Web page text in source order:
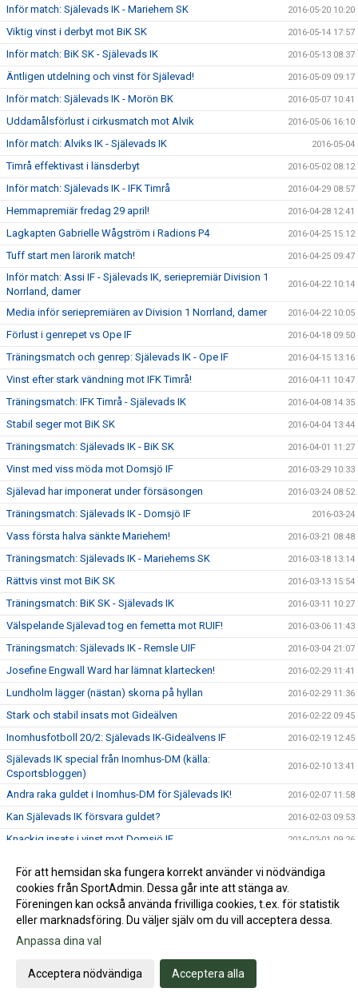
Inför match: Själevads IK - Mariehem SK 2016-05-20 10:20
Viktig vinst i derbyt mot BiK SK 2016-05-14 17:57
Inför match: BiK SK - Själevads IK 2016-05-13 08:37
Äntligen utdelning och vinst för Själevad! 2016-05-09 09:17
Inför match: Själevads IK - Morön BK 2016-05-07 10:41
Uddamålsförlust i cirkusmatch mot Alvik 2016-05-06 16:10
Inför match: Alviks IK - Själevads IK 2016-05-04
Timrå effektivast i länsderbyt 2016-05-02 08:12
Inför match: Själevads IK - IFK Timrå 2016-04-29 08:57
Hemmapremiär fredag 29 april! 2016-04-28 12:41
Lagkapten Gabrielle Wågström i Radions P4 2016-04-25 15:12
Tuff start men lärorik match! 2016-04-25 09:47
Inför match: Assi IF - Själevads IK, seriepremiär Division 1
Norrland, damer
2016-04-22 10:14
Media inför seriepremiären av Division 1 Norrland, damer 2016-04-22 10:05
Förlust i genrepet vs Ope IF 2016-04-18 09:50
Träningsmatch och genrep: Själevads IK - Ope IF 2016-04-15 13:16
Vinst efter stark vändning mot IFK Timrå! 2016-04-11 10:47
Träningsmatch: IFK Timrå - Själevads IK 2016-04-08 14:35
Stabil seger mot BiK SK 2016-04-04 13:44
Träningsmatch: Själevads IK - BiK SK 2016-04-01 11:27
Vinst med viss möda mot Domsjö IF 2016-03-29 10:33
Själevad har imponerat under försäsongen 2016-03-24 08:52
Träningsmatch: Själevads IK - Domsjö IF 2016-03-24
Vass första halva sänkte Mariehem! 2016-03-21 08:48
Träningsmatch: Själevads IK - Mariehems SK 2016-03-18 13:14
Rättvis vinst mot BiK SK 2016-03-13 15:54
Träningsmatch: BiK SK - Själevads IK 2016-03-11 10:27
Välspelande Själevad tog en femetta mot RUIF! 2016-03-06 11:43
Träningsmatch: Själevads IK - Remsle UIF 2016-03-04 21:07
Josefine Engwall Ward har lämnat klartecken! 2016-02-29 11:41
Lundholm lägger (nästan) skorna på hyllan 2016-02-29 11:36
Stark och stabil insats mot Gideälven 2016-02-22 09:45
Inomhusfotboll 20/2: Själevads IK-Gideälvens IF 2016-02-19 12:45
Själevads IK special från Inomhus-DM (källa:
Csportsbloggen)
2016-02-10 13:41
Andra raka guldet i Inomhus-DM för Själevads IK! 2016-02-07 11:58
Kan Själevads IK försvara guldet? 2016-02-03 09:53
Knackig insats i vinst mot Domsjö IF 2016-02-01 09:26
Edmark kan inte fullfölja sin fotbollssatsning
Östman och Söderlund drar i handbromsen 2016-01-22 11:25
Sjöström får chansen i A-laget!
Linnéa och Felicia förlänger med Själevads IK
Upp och ner mot MoDo FF
För att hemsidan ska fungera korrekt använder vi nödvändiga
cookies från SportAdmin. Dessa går inte att stänga av.
Föreningen kan också använda frivilliga cookies, t.ex. för statistik
eller marknadsföring. Du väljer själv om du vill acceptera dessa.
Anpassa dina val
Acceptera nödvändiga Acceptera alla